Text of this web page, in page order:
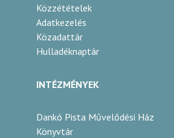
Közzétételek
Adatkezelés
Közadattár
Hulladéknaptár
INTÉZMÉNYEK
Dankó Pista Művelődési Ház
Könyvtár